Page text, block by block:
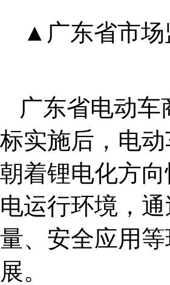
▲广东省市场
广东省电动
标实施后，电
朝着锂电化方
电运行环境，
量、安全应用
展。